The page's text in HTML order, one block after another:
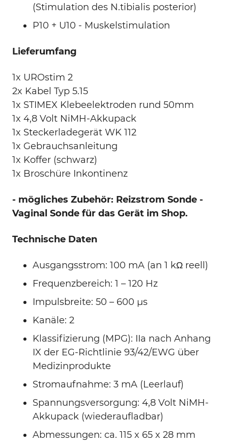
(Stimulation des N.tibialis posterior)
P10 + U10 - Muskelstimulation
Lieferumfang
1x UROstim 2
2x Kabel Typ 5.15
1x STIMEX Klebeelektroden rund 50mm
1x 4,8 Volt NiMH-Akkupack
1x Steckerladegerät WK 112
1x Gebrauchsanleitung
1x Koffer (schwarz)
1x Broschüre Inkontinenz
- mögliches Zubehör: Reizstrom Sonde -
Vaginal Sonde für das Gerät im Shop.
Technische Daten
Ausgangsstrom: 100 mA (an 1 kΩ reell)
Frequenzbereich: 1 – 120 Hz
Impulsbreite: 50 – 600 µs
Kanäle: 2
Klassifizierung (MPG): IIa nach Anhang
IX der EG-Richtlinie 93/42/EWG über
Medizinprodukte
Stromaufnahme: 3 mA (Leerlauf)
Spannungsversorgung: 4,8 Volt NiMH-
Akkupack (wiederaufladbar)
Abmessungen: ca. 115 x 65 x 28 mm